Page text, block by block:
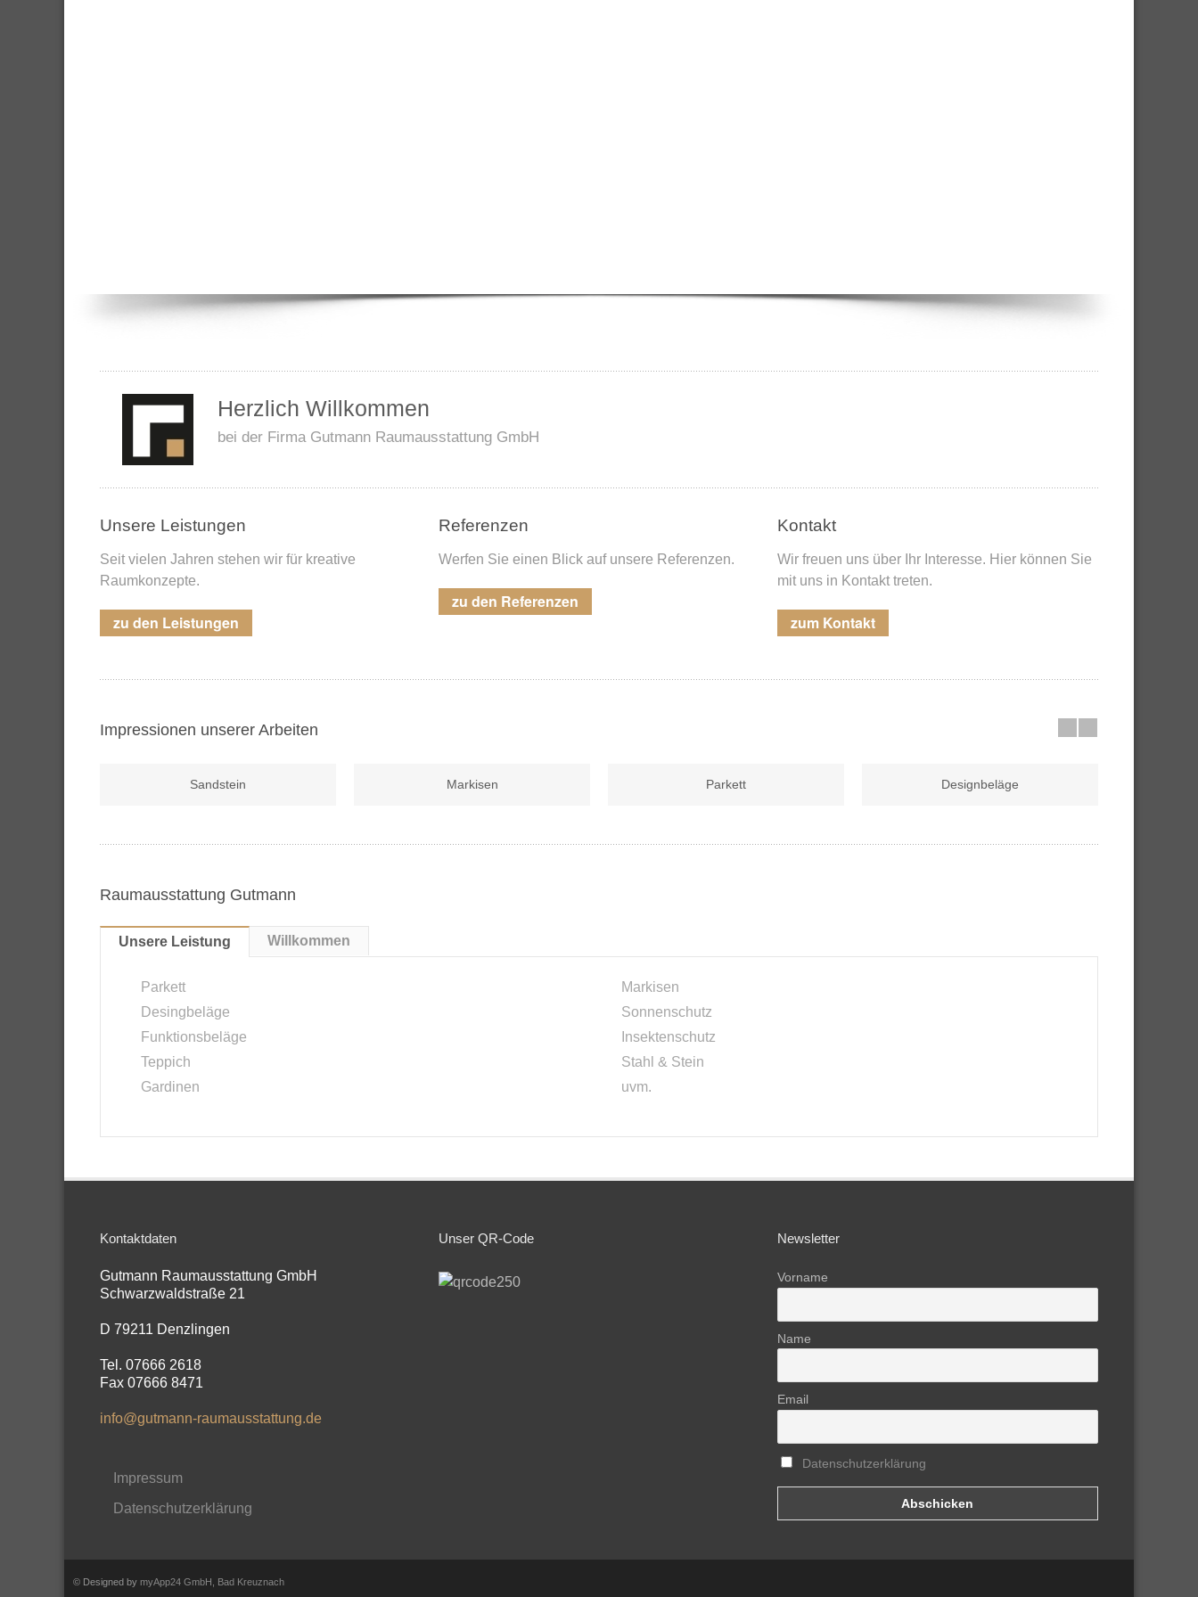
Herzlich Willkommen
bei der Firma Gutmann Raumausstattung GmbH
Unsere Leistungen
Seit vielen Jahren stehen wir für kreative
Raumkonzepte.
zu den Leistungen
Referenzen
Werfen Sie einen Blick auf unsere Referenzen.
zu den Referenzen
Kontakt
Wir freuen uns über Ihr Interesse. Hier können Sie
mit uns in Kontakt treten.
zum Kontakt
Impressionen unserer Arbeiten
Sandstein Markisen Parkett Designbeläge
Raumausstattung Gutmann
Unsere Leistung Willkommen
Parkett
Desingbeläge
Funktionsbeläge
Teppich
Gardinen
Markisen
Sonnenschutz
Insektenschutz
Stahl & Stein
uvm.
Kontaktdaten
Gutmann Raumausstattung GmbH
Schwarzwaldstraße 21
D 79211 Denzlingen
Tel. 07666 2618
Fax 07666 8471
info@gutmann-raumausstattung.de
Impressum
Datenschutzerklärung
Unser QR-Code Newsletter
Vorname
Name
Email
Datenschutzerklärung
© Designed by myApp24 GmbH, Bad Kreuznach